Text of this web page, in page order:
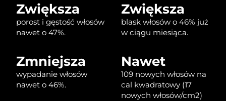
Zwiększa
porost i gęstość włosów
nawet o 47%.
Zwiększa
blask włosów o 46% już
w ciągu miesiąca.
Zmniejsza
wypadanie włosów
nawet o 46%.
Nawet
109 nowych włosów na
cal kwadratowy (17
nowych włosów/cm2)
Kazachstan
Oczekiwany czas dostawy
8/10/26
Łotwa
Oczekiwany czas dostawy
8/8/26